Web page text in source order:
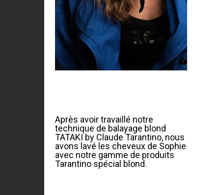
Après avoir travaillé notre
technique de balayage blond
TATAKI by Claude Tarantino, nous
avons lavé les cheveux de Sophie
avec notre gamme de produits
Tarantino spécial blond.